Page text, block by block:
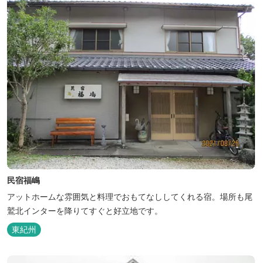
民宿福嶋
アットホームな雰囲気と料理でおもてなししてくれる宿。場所も尾
鷲北インターを降りてすぐと好立地です。
東紀州